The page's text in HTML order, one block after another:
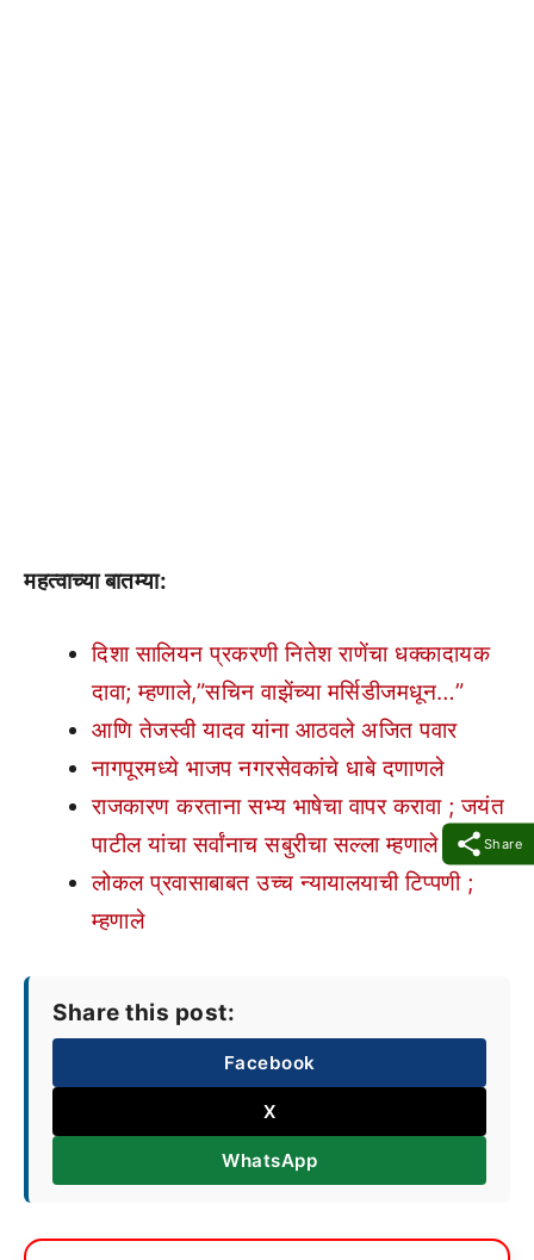
Share
महत्वाच्या बातम्या:
दिशा सालियन प्रकरणी नितेश राणेंचा धक्कादायक
दावा; म्हणाले,”सचिन वाझेंच्या मर्सिडीजमधून…”
आणि तेजस्वी यादव यांना आठवले अजित पवार
नागपूरमध्ये भाजप नगरसेवकांचे धाबे दणाणले
राजकारण करताना सभ्य भाषेचा वापर करावा ; जयंत
पाटील यांचा सर्वांनाच सबुरीचा सल्ला म्हणाले …
लोकल प्रवासाबाबत उच्च न्यायालयाची टिप्पणी ;
म्हणाले
Share this post:
Facebook
X
WhatsApp